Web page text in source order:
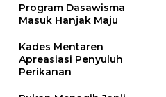
Program Dasawisma
Masuk Hanjak Maju
Kades Mentaren
Apreasiasi Penyuluh
Perikanan